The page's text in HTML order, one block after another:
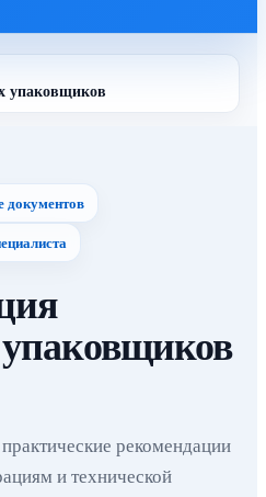
упаковщиков
документов
рекомендации
и технической